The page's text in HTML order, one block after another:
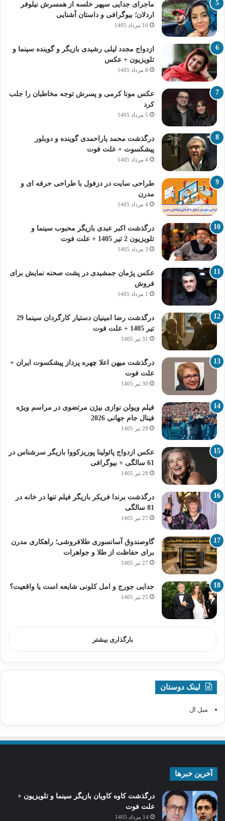
ماجرای جدایی سپهر خلسه از همسرش نیلوفر
اردلان؛ بیوگرافی و داستان آشنایی
10 مرداد 1405
ازدواج مجدد لیلی رشیدی بازیگر و گوینده سینما و
تلویزیون + عکس
8 مرداد 1405
عکس مونا کرمی و پسرش توجه مخاطبان را جلب
کرد
5 مرداد 1405
درگذشت محمد یاراحمدی گوینده و دوبلور
پیشکسوت + علت فوت
4 مرداد 1405
طراحی سایت در دزفول با طراحی حرفه‌ ای و
مدرن
4 مرداد 1405
درگذشت اکبر عبدی بازیگر محبوب سینما و
تلویزیون 2 تیر 1405 + علت فوت
3 مرداد 1405
عکس پژمان جمشیدی در پشت صحنه نمایش برای
فروش
1 مرداد 1405
درگذشت رضا امینیان دستیار کارگردان سینما 29
تیر 1405 + علت فوت
31 تیر 1405
درگذشت میهن اعلا چهره پرداز پیشکسوت ایران +
علت فوت
30 تیر 1405
فیلم ویولن نوازی بیژن مرتضوی در مراسم ویژه
فینال جام جهانی 2026
29 تیر 1405
عکس ازدواج پائولینا پوریزکووا بازیگر سرشناس در
61 سالگی + بیوگرافی
28 تیر 1405
درگذشت برندا فریکر بازیگر فیلم تنها در خانه در
81 سالگی
27 تیر 1405
گاوصندوق آسانسوری طلافروشی؛ راهکاری مدرن
برای حفاظت از طلا و جواهرات
27 تیر 1405
جدایی جورج و امل کلونی شایعه است یا واقعیت؟
25 تیر 1405
بارگذاری بیشتر
لینک دوستان
مبل ال
آخرین خبرها
درگذشت کاوه کاویان بازیگر سینما و تلویزیون +
علت فوت
14 مرداد 1405